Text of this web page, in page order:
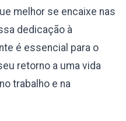
melhor se encaixe nas
dedicação à
é essencial para o
retorno a uma vida
trabalho e na